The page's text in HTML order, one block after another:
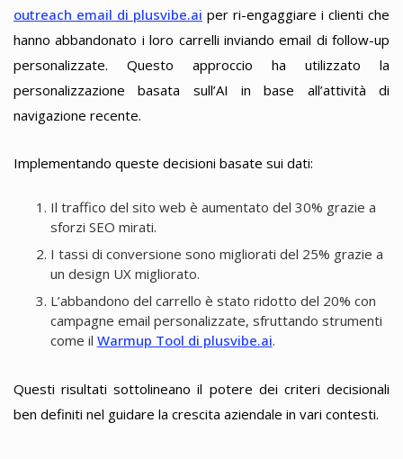
outreach email di plusvibe.ai per ri-engaggiare i clienti che
hanno abbandonato i loro carrelli inviando email di follow-up
personalizzate. Questo approccio ha utilizzato la
personalizzazione basata sull’AI in base all’attività di
navigazione recente.
Implementando queste decisioni basate sui dati:
Il traffico del sito web è aumentato del 30% grazie a
sforzi SEO mirati.
I tassi di conversione sono migliorati del 25% grazie a
un design UX migliorato.
L’abbandono del carrello è stato ridotto del 20% con
campagne email personalizzate, sfruttando strumenti
come il Warmup Tool di plusvibe.ai.
Questi risultati sottolineano il potere dei criteri decisionali
ben definiti nel guidare la crescita aziendale in vari contesti.